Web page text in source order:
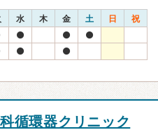
水 木 金 土 日 祝
循環器クリニック